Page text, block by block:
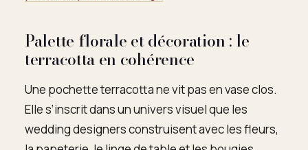
Palette florale et décoration : le
terracotta en cohérence
Une pochette terracotta ne vit pas en vase clos.
Elle s’inscrit dans un univers visuel que les
wedding designers construisent avec les fleurs,